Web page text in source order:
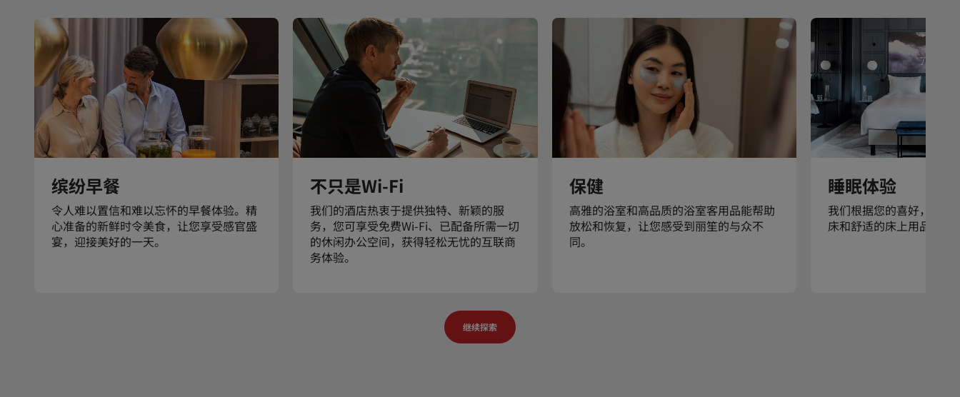
缤纷早餐
令人难以置信和难以忘怀的早餐体验。精
心准备的新鲜时令美食，让您享受感官盛
宴，迎接美好的一天。
不只是Wi-Fi
我们的酒店热衷于提供独特、新颖的服
务，您可享受免费Wi-Fi、已配备所需一切
的休闲办公空间，获得轻松无忧的互联商
务体验。
保健
高雅的浴室和高品质的浴室客用品能帮助
放松和恢复，让您感受到丽笙的与众不
同。
睡眠体验
我们根据您的喜好，提供
床和舒适的床上用品。
继续探索